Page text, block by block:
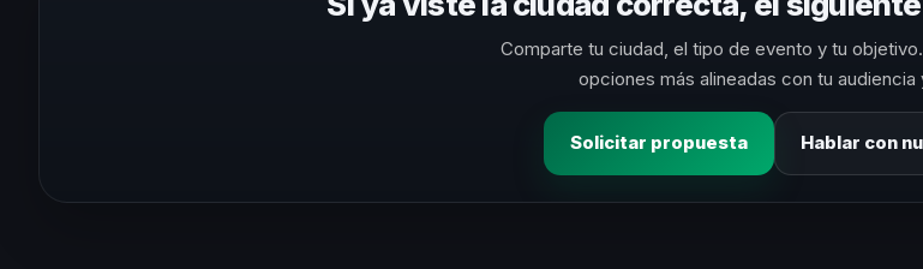
Comparte tu ciudad, el tipo de evento y tu
opciones más alineadas con tu
Solicitar propuesta Hablar con